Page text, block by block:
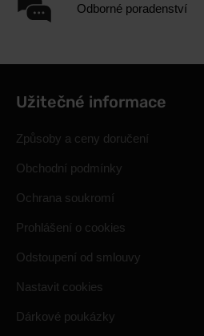
Odborné poradenství
Užitečné informace
Způsoby a ceny doručení
Obchodní podmínky
Ochrana soukromí
Prohlášení o cookies
Odstoupení od smlouvy
Nastavit cookies
Dárkové poukázky